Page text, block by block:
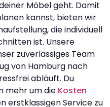
Möbel geht. Damit
kannst, bieten wir
die individuell
ist. Unsere
zuverlässiges Team
von Hamburg nach
abläuft. Du
mehr um die Kosten
erstklassigen Service zu